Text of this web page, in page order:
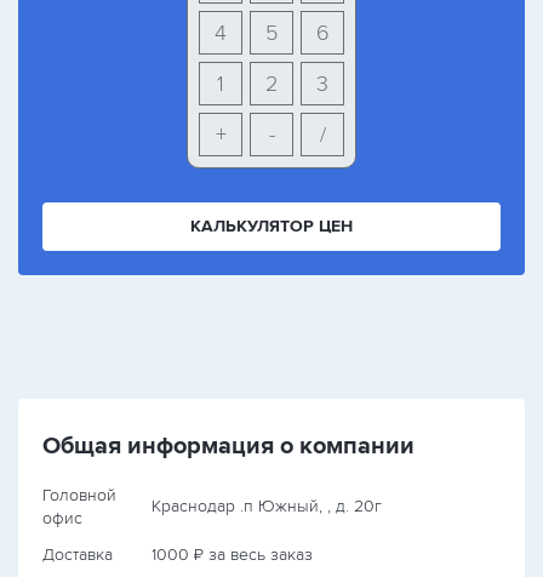
6
5
4
3
2
1
+
- /
КАЛЬКУЛЯТОР ЦЕН
Общая информация о компании
Головной
офис
Краснодар .п Южный, , д. 20г
Доставка 1000 ₽ за весь заказ